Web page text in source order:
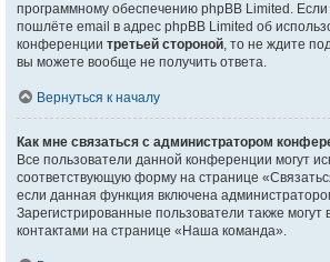
программному обеспечению phpBB Limited. Если
пошлёте email в адрес phpBB Limited об
конференции третьей стороной, то не ждите
вы можете вообще не получить ответа.
Вернуться к началу
Как мне связаться с администратором
Все пользователи данной конференции могут
соответствующую форму на странице
если данная функция включена
Зарегистрированные пользователи также могут
контактами на странице «Наша команда».